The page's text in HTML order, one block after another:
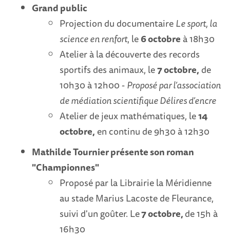
Grand public
Projection du documentaireLe sport, la
science en renfort, le6 octobreà 18h30
Atelier à la découverte des records
sportifs des animaux, le7 octobre, de
10h30 à 12h00 -Proposé par l’association
de médiation scientifique Délires d’encre
Atelier de jeux mathématiques, le14
octobre, en continu de 9h30 à 12h30
Mathilde Tournier présente son roman
"Championnes"
Proposé par la Librairie la Méridienne
au stade Marius Lacoste de Fleurance,
suivi d'un goûter. Le7 octobre,de 15h à
16h30